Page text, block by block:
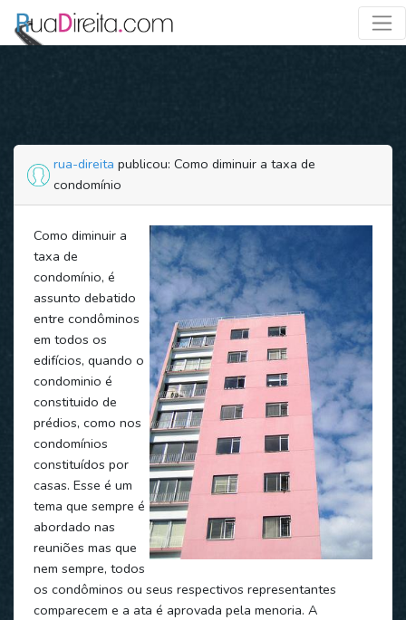
rua-direita publicou: Como diminuir a taxa de
condomínio
Como diminuir a
taxa de
condomínio, é
assunto debatido
entre condôminos
em todos os
edifícios, quando o
condominio é
constituido de
prédios, como nos
condomínios
constituídos por
casas. Esse é um
tema que sempre é
abordado nas
reuniões mas que
nem sempre, todos
os condôminos ou seus respectivos representantes
comparecem e a ata é aprovada pela menoria. A